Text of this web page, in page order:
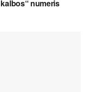
numeris